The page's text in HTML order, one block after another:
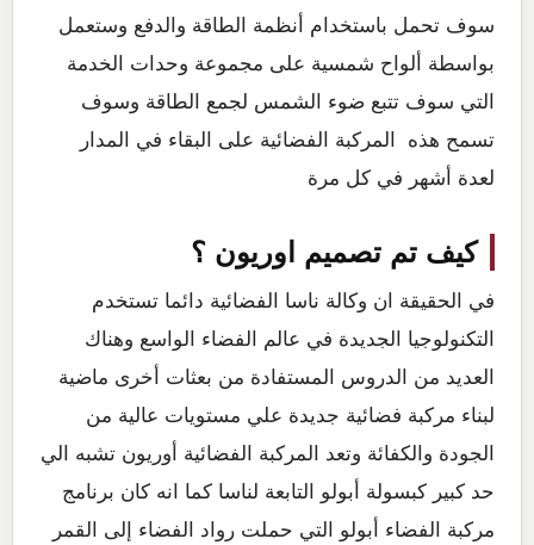
سوف تحمل باستخدام أنظمة الطاقة والدفع وستعمل
بواسطة ألواح شمسية على مجموعة وحدات الخدمة
التي سوف تتبع ضوء الشمس لجمع الطاقة وسوف
تسمح هذه المركبة الفضائية على البقاء في المدار
لعدة أشهر في كل مرة
كيف تم تصميم اوريون ؟
في الحقيقة ان وكالة ناسا الفضائية دائما تستخدم
التكنولوجيا الجديدة في عالم الفضاء الواسع وهناك
العديد من الدروس المستفادة من بعثات أخرى ماضية
لبناء مركبة فضائية جديدة علي مستويات عالية من
الجودة والكفائة وتعد المركبة الفضائية أوريون تشبه الي
حد كبير كبسولة أبولو التابعة لناسا كما انه كان برنامج
مركبة الفضاء أبولو التي حملت رواد الفضاء إلى القمر